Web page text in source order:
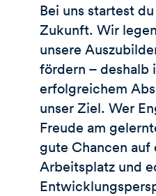
Bei uns startest
Zukunft. Wir
unsere
fördern – deshalb
erfolgreichem
unser Ziel. Wer
Freude am
gute Chancen auf
Arbeitsplatz und